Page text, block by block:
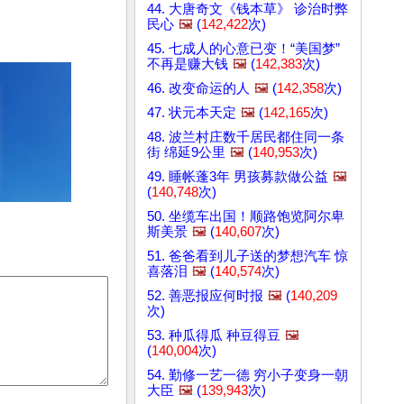
44. 大唐奇文《钱本草》 诊治时弊
民心 🖼️ (142,422次)
45. 七成人的心意已变！“美国梦”
不再是赚大钱 🖼️ (142,383次)
46. 改变命运的人 🖼️ (142,358次)
47. 状元本天定 🖼️ (142,165次)
48. 波兰村庄数千居民都住同一条
街 绵延9公里 🖼️ (140,953次)
49. 睡帐蓬3年 男孩募款做公益 🖼️
(140,748次)
50. 坐缆车出国！顺路饱览阿尔卑
斯美景 🖼️ (140,607次)
51. 爸爸看到儿子送的梦想汽车 惊
喜落泪 🖼️ (140,574次)
52. 善恶报应何时报 🖼️ (140,209
次)
53. 种瓜得瓜 种豆得豆 🖼️
(140,004次)
54. 勤修一艺一德 穷小子变身一朝
大臣 🖼️ (139,943次)